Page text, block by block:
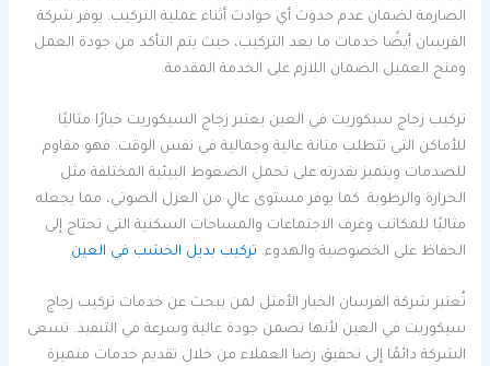
الصارمة لضمان عدم حدوث أي حوادث أثناء عملية التركيب. يوفر شركة
الفرسان أيضًا خدمات ما بعد التركيب، حيث يتم التأكد من جودة العمل
ومنح العميل الضمان اللازم على الخدمة المقدمة.
تركيب زجاج سيكوريت في العين يعتبر زجاج السيكوريت خيارًا مثاليًا
للأماكن التي تتطلب متانة عالية وجمالية في نفس الوقت. فهو مقاوم
للصدمات ويتميز بقدرته على تحمل الضغوط البيئية المختلفة مثل
الحرارة والرطوبة. كما يوفر مستوى عالٍ من العزل الصوتي، مما يجعله
مثاليًا للمكاتب وغرف الاجتماعات والمساحات السكنية التي تحتاج إلى
الحفاظ على الخصوصية والهدوء. تركيب بديل الخشب في العين
تُعتبر شركة الفرسان الخيار الأمثل لمن يبحث عن خدمات تركيب زجاج
سيكوريت في العين لأنها تضمن جودة عالية وسرعة في التنفيذ. تسعى
الشركة دائمًا إلى تحقيق رضا العملاء من خلال تقديم خدمات متميزة